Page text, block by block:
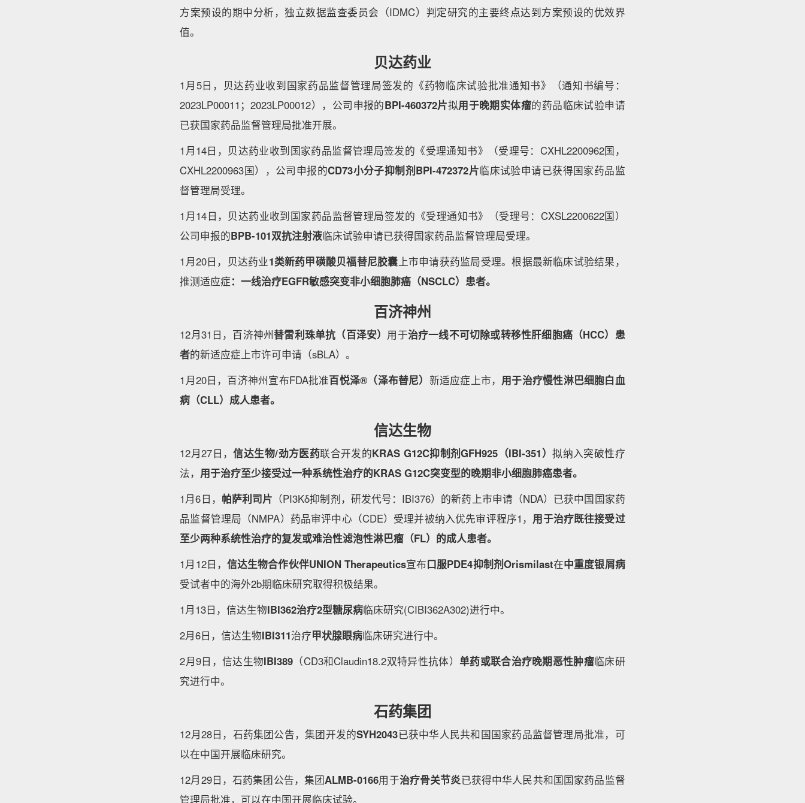
方案预设的期中分析，独立数据监查委员会（IDMC）判定研究的主要终点达到方案预设的优效界
值。
贝达药业
1月5日，贝达药业收到国家药品监督管理局签发的《药物临床试验批准通知书》（通知书编号：
2023LP00011；2023LP00012），公司申报的BPI-460372片拟用于晚期实体瘤的药品临床试验申请
已获国家药品监督管理局批准开展。
1月14日，贝达药业收到国家药品监督管理局签发的《受理通知书》（受理号：CXHL2200962国，
CXHL2200963国），公司申报的CD73小分子抑制剂BPI-472372片临床试验申请已获得国家药品监
督管理局受理。
1月14日，贝达药业收到国家药品监督管理局签发的《受理通知书》（受理号：CXSL2200622国）
公司申报的BPB-101双抗注射液临床试验申请已获得国家药品监督管理局受理。
1月20日，贝达药业1类新药甲磺酸贝福替尼胶囊上市申请获药监局受理。根据最新临床试验结果，
推测适应症：一线治疗EGFR敏感突变非小细胞肺癌（NSCLC）患者。
百济神州
12月31日，百济神州替雷利珠单抗（百泽安） 用于治疗一线不可切除或转移性肝细胞癌（HCC）患
者的新适应症上市许可申请（sBLA）。
1月20日，百济神州宣布FDA批准百悦泽®（泽布替尼） 新适应症上市， 用于治疗慢性淋巴细胞白血
病（CLL）成人患者。
信达生物
12月27日，信达生物/劲方医药联合开发的KRAS G12C抑制剂GFH925（IBI-351）拟纳入突破性疗
法， 用于治疗至少接受过一种系统性治疗的KRAS G12C突变型的晚期非小细胞肺癌患者。
1月6日， 帕萨利司片 （PI3Kδ抑制剂，研发代号：IBI376）的新药上市申请（NDA）已获中国国家药
品监督管理局（NMPA）药品审评中心（CDE）受理并被纳入优先审评程序1， 用于治疗既往接受过
至少两种系统性治疗的复发或难治性滤泡性淋巴瘤（FL）的成人患者。
1月12日， 信达生物合作伙伴UNION Therapeutics宣布口服PDE4抑制剂Orismilast在中重度银屑病
受试者中的海外2b期临床研究取得积极结果。
1月13日，信达生物IBI362治疗2型糖尿病临床研究(CIBI362A302)进行中。
2月6日，信达生物IBI311治疗甲状腺眼病临床研究进行中。
2月9日，信达生物IBI389 （CD3和Claudin18.2双特异性抗体） 单药或联合治疗晚期恶性肿瘤临床研
究进行中。
石药集团
12月28日，石药集团公告，集团开发的SYH2043已获中华人民共和国国家药品监督管理局批准，可
以在中国开展临床研究。
12月29日，石药集团公告，集团ALMB-0166用于治疗骨关节炎已获得中华人民共和国国家药品监督
管理局批准，可以在中国开展临床试验。